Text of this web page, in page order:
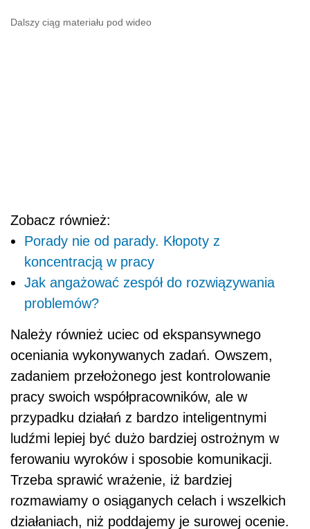
Dalszy ciąg materiału pod wideo
Zobacz również:
Porady nie od parady. Kłopoty z
koncentracją w pracy
Jak angażować zespół do rozwiązywania
problemów?
Należy również uciec od ekspansywnego
oceniania wykonywanych zadań. Owszem,
zadaniem przełożonego jest kontrolowanie
pracy swoich współpracowników, ale w
przypadku działań z bardzo inteligentnymi
ludźmi lepiej być dużo bardziej ostrożnym w
ferowaniu wyroków i sposobie komunikacji.
Trzeba sprawić wrażenie, iż bardziej
rozmawiamy o osiąganych celach i wszelkich
działaniach, niż poddajemy je surowej ocenie.